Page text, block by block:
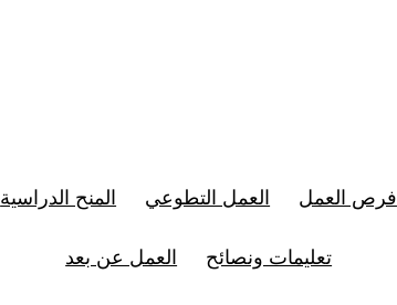
فرص العمل العمل التطوعي المنح الدراسية
تعليمات ونصائح العمل عن بعد